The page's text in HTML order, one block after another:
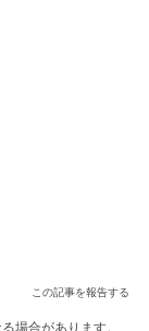
この記事を報告する
場合があります。